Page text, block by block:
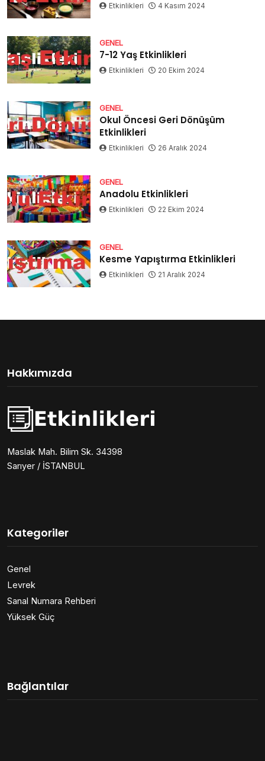
Etkinlikleri 4 Kasım 2024
GENEL
7-12 Yaş Etkinlikleri
Etkinlikleri 20 Ekim 2024
GENEL
Okul Öncesi Geri Dönüşüm
Etkinlikleri
Etkinlikleri 26 Aralık 2024
GENEL
Anadolu Etkinlikleri
Etkinlikleri 22 Ekim 2024
GENEL
Kesme Yapıştırma Etkinlikleri
Etkinlikleri 21 Aralık 2024
Hakkımızda
Maslak Mah. Bilim Sk. 34398
Sarıyer / İSTANBUL
Kategoriler
Genel
Levrek
Sanal Numara Rehberi
Yüksek Güç
Bağlantılar